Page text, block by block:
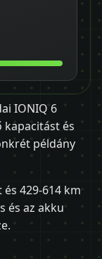
IONIQ 6
és
példány
429-614 km
és az akku